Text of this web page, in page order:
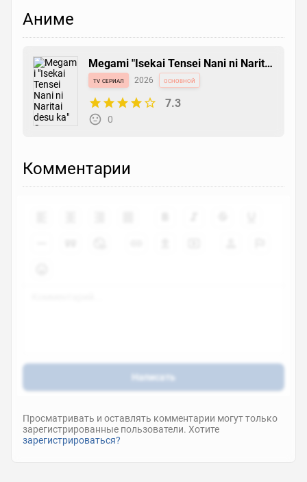
Аниме
Megami "Isekai Tensei Nani ni Naritai
desu ka" Ore "Yuusha no Rokkotsu
de"
tv сериал 2026 основной
7.3
0
Комментарии
Написать
Просматривать и оставлять комментарии могут только
зарегистрированные пользователи. Хотите
зарегистрироваться?